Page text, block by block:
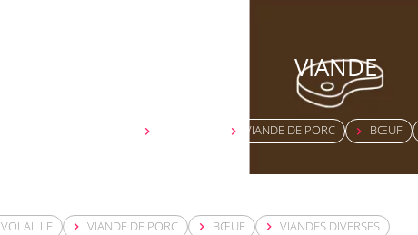
VIANDE
  VIANDE DE PORC  BŒUF
VOLAILLE  VIANDE DE PORC  BŒUF  VIANDES DIVERSES